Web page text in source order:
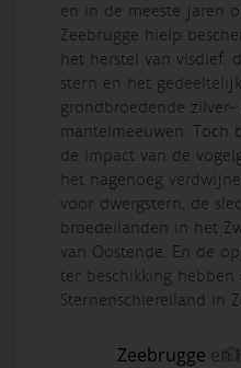
en in de meeste jaren
Zeebrugge hielp
het herstel van visdief,
stern en het
grondbroedende zilver-
mantelmeeuwen. Toch
de impact van de
het nagenoeg
voor dwergstern, de
broedeilanden in het
van Oostende. En de
ter beschikking
Sternenschiereiland in
Zeebrugge en